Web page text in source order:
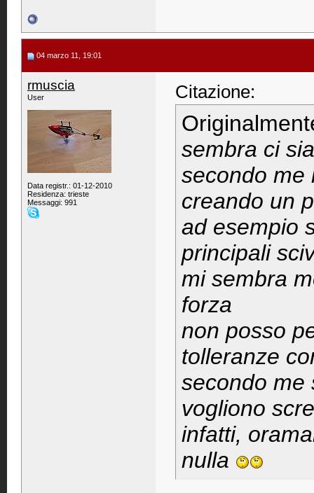
04 marzo 11, 19:01
rmuscia
User
Data registr.: 01-12-2010
Residenza: trieste
Messaggi: 991
Citazione:
sembra ci
secondo me
creando un
ad esempio
principali
mi sembra
forza
non posso
tolleranze
secondo me
vogliono
infatti,
nulla